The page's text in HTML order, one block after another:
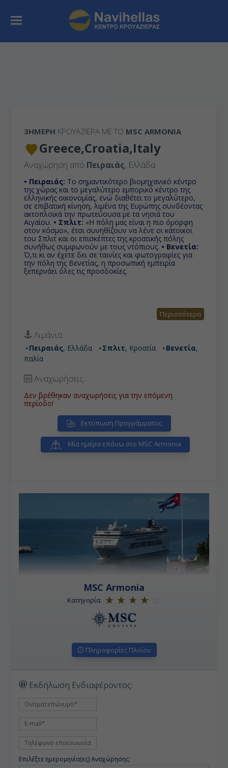
3ΉΜΕΡΗ ΚΡΟΥΑΖΙΕΡΑ ΜΕ ΤΟ MSC ARMONIA
Greece,Croatia,Italy
Αναχώρηση από Πειραιάς, Ελλάδα
• Πειραιάς: Το σημαντικότερο βιομηχανικό κέντρο
της χώρας και το μεγαλύτερο εμπορικό κέντρο της
ελληνικής οικονομίας, ενώ διαθέτει το μεγαλύτερο,
σε επιβατική κίνηση, λιμένα της Ευρώπης συνδέοντας
ακτοπλοϊκά την πρωτεύουσα με τα νησιά του
Αιγαίου. • Σπλιτ: «Η πόλη μας είναι η πιο όμορφη
στον κόσμο», έτσι συνηθίζουν να λένε οι κάτοικοι
του Σπλιτ και οι επισκέπτες της κροατικής πόλης
συνήθως συμφωνούν με τους ντόπιους. • Βενετία:
Ό,τι κι αν έχετε δει σε ταινίες και φωτογραφίες για
την πόλη της Βενετίας, η προσωπική εμπειρία
ξεπερνάει όλες τις προσδοκίες.
Περισσότερα
Λιμάνια:
Πειραιάς, Ελλάδα Σπλιτ, Κροατία Βενετία,
Ιταλία
Αναχωρήσεις:
Δεν βρέθηκαν αναχωρήσεις για την επόμενη
περίοδο!
Εκτύπωση Προγράμματος
Μία ημέρα επάνω στο MSC Armonia
MSC Armonia
Κατηγορία:
Πληροφορίες Πλοίου
Εκδήλωση Ενδιαφέροντος:
Επιλέξτε ημερομηνία(ες) Αναχώρησης: